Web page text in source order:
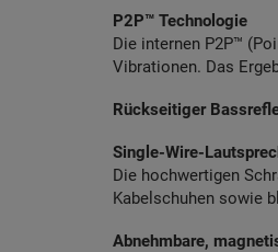
P2P™ Technologie
Die internen P2P™
Vibrationen. Das
Rückseitiger
Single-Wire-
Die hochwertigen
Kabelschuhen sowie
Abnehmbare,